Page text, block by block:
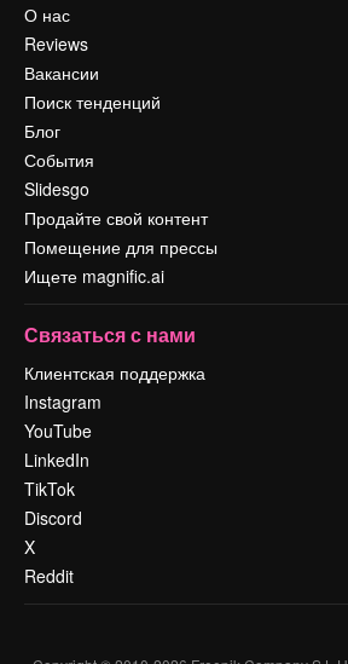
О нас
Reviews
Вакансии
Поиск тенденций
Блог
События
Slidesgo
Продайте свой контент
Помещение для прессы
Ищете magnific.ai
Связаться с нами
Клиентская поддержка
Instagram
YouTube
LinkedIn
TikTok
Discord
X
Reddit